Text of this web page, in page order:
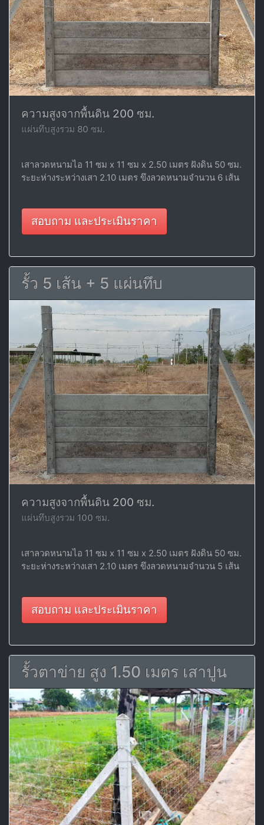
ความสูงจากพื้นดิน 200 ซม.
แผ่นทึบสูงรวม 80 ซม.
เสาลวดหนามไอ 11 ซม x 11 ซม x 2.50 เมตร ฝังดิน 50 ซม.
ระยะห่างระหว่างเสา 2.10 เมตร ขึงลวดหนามจำนวน 6 เส้น
สอบถาม และประเมินราคา
รั้ว 5 เส้น + 5 แผ่นทึบ
ความสูงจากพื้นดิน 200 ซม.
แผ่นทึบสูงรวม 100 ซม.
เสาลวดหนามไอ 11 ซม x 11 ซม x 2.50 เมตร ฝังดิน 50 ซม.
ระยะห่างระหว่างเสา 2.10 เมตร ขึงลวดหนามจำนวน 5 เส้น
สอบถาม และประเมินราคา
รั้วตาข่าย สูง 1.50 เมตร เสาปูน